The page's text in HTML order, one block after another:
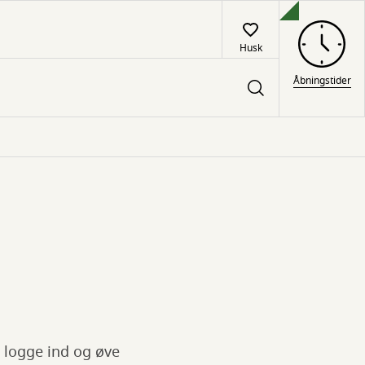
Husk
Åbningstider
ind og øve